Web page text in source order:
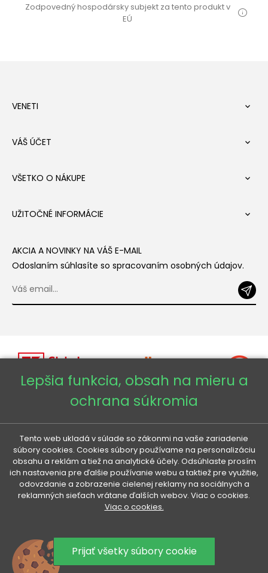
Zodpovedný hospodársky subjekt za tento produkt v
EÚ
VENETI 
VÁŠ ÚČET 
VŠETKO O NÁKUPE 
UŽITOČNÉ INFORMÁCIE 
AKCIA A NOVINKY NA VÁŠ E-MAIL
Odoslaním súhlasíte so spracovaním osobných údajov.
Veneti SK
Veneti CZ
Veneti DE
Veneti HU
Lepšia funkcia, obsah na mieru a
ochrana súkromia
Tento web ukladá v súlade so zákonmi na vaše zariadenie
súbory cookies. Cookies súbory používame na personalizáciu
obsahu a reklám a tiež na analytické účely. Odsúhlaste prosím
ich nastavenia pre ďalšie používanie webu a taktiež pre využitie,
odovzdanie a zobrazenie cielenej reklamy na sociálnych a
reklamných sieťach vrátane ďalších webov. Viac o cookies.
Viac o cookies.
Prijať všetky súbory cookie